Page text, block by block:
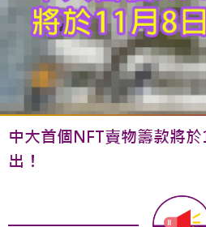
中大首個NFT賣物籌款將
出！